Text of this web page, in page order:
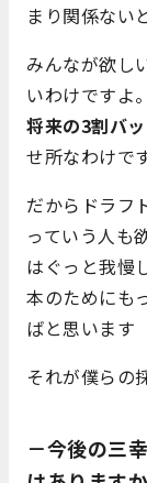
まり関係ない
みんなが欲し
いわけですよ。
将来の3割バ
せ所なわけです
だからドラフ
っていう人も
はぐっと我慢
本のためにも
ばと思います
それが僕らの
－今後の三